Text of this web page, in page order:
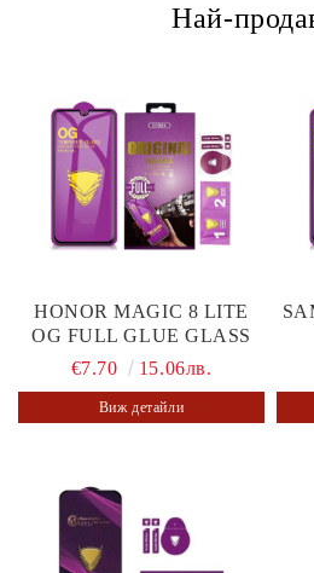
Най-
HONOR MAGIC 8 LITE
OG FULL GLUE GLASS
€7.70
15.06лв.
Виж детайли